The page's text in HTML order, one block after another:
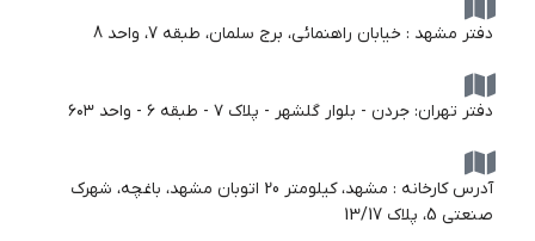
دفتر مشهد : خیابان راهنمائی، برج سلمان، طبقه 7، واحد 8
دفتر تهران: جردن - بلوار گلشهر - پلاک ۷ - طبقه ۶ - واحد ۶۰۳
آدرس کارخانه : مشهد، کیلومتر 20 اتوبان مشهد، باغچه، شهرک
صنعتی 5، پلاک 13/17